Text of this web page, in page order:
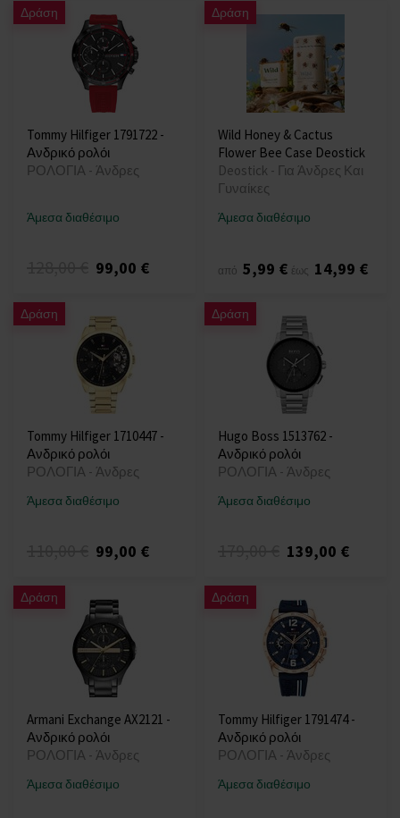
Δράση
Tommy Hilfiger 1791722 -
Ανδρικό ρολόι
ΡΟΛΟΓΙΑ - Άνδρες
Άμεσα διαθέσιμο
99,00 €
Δράση
Wild Honey & Cactus
Flower Bee Case Deostick
Deostick - Για Άνδρες Και
Γυναίκες
Άμεσα διαθέσιμο
από 5,99 € έως 14,99 €
Δράση
Tommy Hilfiger 1710447 -
Ανδρικό ρολόι
ΡΟΛΟΓΙΑ - Άνδρες
Άμεσα διαθέσιμο
99,00 €
Δράση
Hugo Boss 1513762 -
Ανδρικό ρολόι
ΡΟΛΟΓΙΑ - Άνδρες
Άμεσα διαθέσιμο
139,00 €
Δράση
Armani Exchange AX2121 -
Ανδρικό ρολόι
ΡΟΛΟΓΙΑ - Άνδρες
Άμεσα διαθέσιμο
Δράση
Tommy Hilfiger 1791474 -
Ανδρικό ρολόι
ΡΟΛΟΓΙΑ - Άνδρες
Άμεσα διαθέσιμο